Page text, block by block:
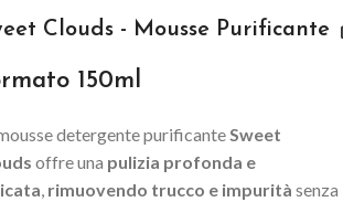
Clouds - Mousse Purificante
150ml
detergente purificanteSweet
offre una pulizia profonda e
, rimuovendo trucco e impurità senza